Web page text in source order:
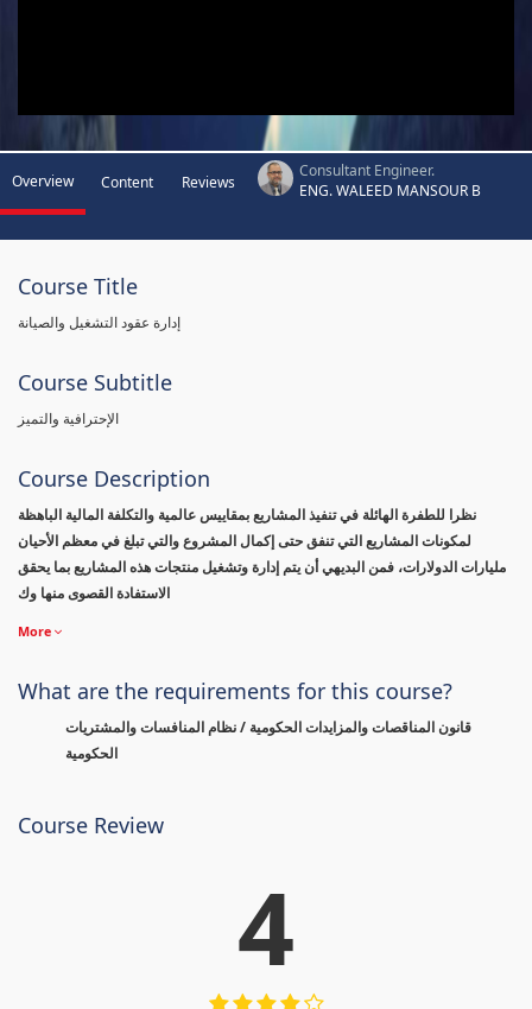
Overview Content Reviews
Consultant Engineer.
ENG. WALEED MANSOUR B
Course Title
إدارة عقود التشغيل والصيانة
Course Subtitle
الإحترافية والتميز
Course Description
نظرا للطفرة الهائلة في تنفيذ المشاريع بمقاييس عالمية والتكلفة المالية الباهظة
لمكونات المشاريع التي تنفق حتى إكمال المشروع والتي تبلغ في معظم الأحيان
مليارات الدولارات، فمن البديهي أن يتم إدارة وتشغيل منتجات هذه المشاريع بما يحقق
الاستفادة القصوى منها وك
More
What are the requirements for this course?
قانون المناقصات والمزايدات الحكومية / نظام المنافسات والمشتريات
الحكومية
Course Review
4